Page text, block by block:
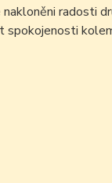
radosti